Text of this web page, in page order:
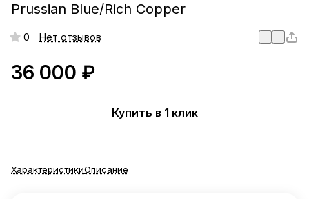
Prussian Blue/Rich Copper
0 Нет отзывов
36 000 ₽
Купить в 1 клик
ХарактеристикиОписание